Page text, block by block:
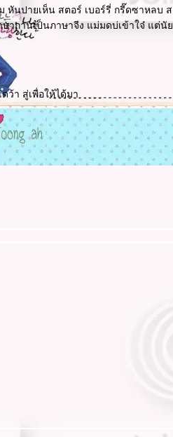
หันปายเห็น สตอร์ เบอร์รี่ กรี๊ดซาหลบ ส
ษากานเป็นภาษาจีง แม่มดบ่เข้าใจ๋ แต่นั
ว้า สู่เพื่อให้ได้มา